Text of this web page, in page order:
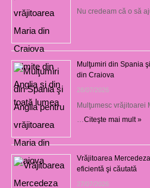
Nu credeam că o să
Mulţumiri din Spania
din Craiova
28/07/2026
Mulţumesc vrăjitoarei
Citeşte mai mult »
Vrăjitoarea
eficientă şi căutată
27/07/2026